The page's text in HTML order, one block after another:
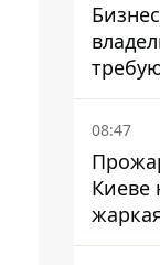
от
08:47
Киеве